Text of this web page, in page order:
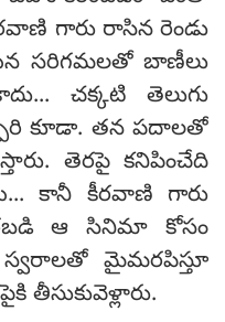
గారు రాసిన రెండు
సరిగమలతో బాణీలు
చక్కటి తెలుగు
కూడా. తన పదాలతో
తెరపై కనిపించేది
కానీ కీరవాణి గారు
ఆ సినిమా కోసం
మైమరపిస్తూ
తీసుకువెళ్లారు.